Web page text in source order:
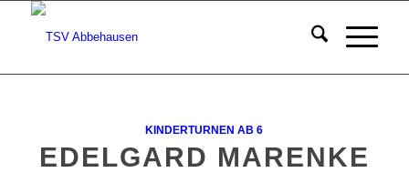
KINDERTURNEN AB 6
EDELGARD MARENKE